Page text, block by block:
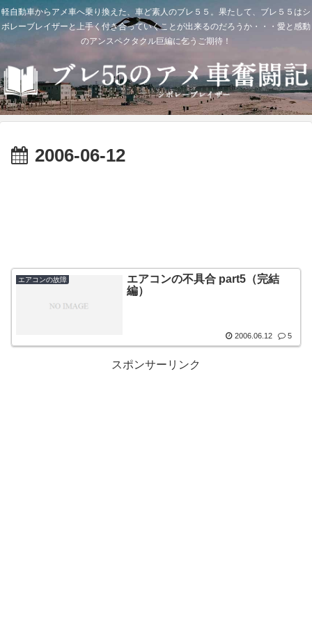
軽自動車からアメ車へ乗り換えた、車ど素人のブレ５５。果たして、ブレ５５はシ
ボレーブレイザーと上手く付き合っていくことが出来るのだろうか・・・愛と感動
のアンスペクタクル巨編に乞うご期待！
2006-06-12
エアコンの故障
エアコンの不具合 part5（完結
編）
2006.06.12 5
スポンサーリンク